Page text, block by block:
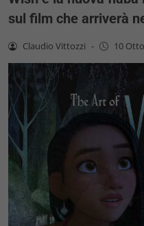
sul film che arriverà
Claudio Vittozzi - 10